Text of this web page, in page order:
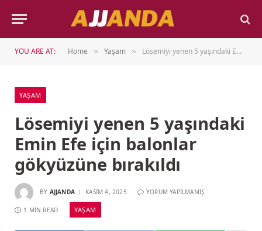
YOU ARE AT: Home » Yaşam » Lösemiyi yenen 5 yaşındaki Emin Efe için balonlar gökyüzüne bırakıldı
YAŞAM
Lösemiyi yenen 5 yaşındaki
Emin Efe için balonlar
gökyüzüne bırakıldı
BY AJJANDA KASIM 4, 2025 YORUM YAPILMAMIŞ
1 MIN READ YAŞAM